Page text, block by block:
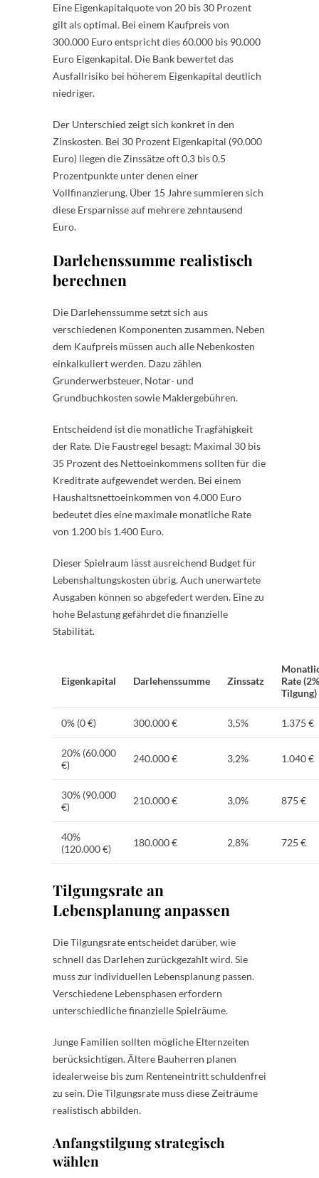
Eine Eigenkapitalquote von 20 bis 30 Prozent
gilt als optimal. Bei einem Kaufpreis von
300.000 Euro entspricht dies 60.000 bis 90.000
Euro Eigenkapital. Die Bank bewertet das
Ausfallrisiko bei höherem Eigenkapital deutlich
niedriger.
Der Unterschied zeigt sich konkret in den
Zinskosten. Bei 30 Prozent Eigenkapital (90.000
Euro) liegen die Zinssätze oft 0,3 bis 0,5
Prozentpunkte unter denen einer
Vollfinanzierung. Über 15 Jahre summieren sich
diese Ersparnisse auf mehrere zehntausend
Euro.
Darlehenssumme realistisch
berechnen
Die Darlehenssumme setzt sich aus
verschiedenen Komponenten zusammen. Neben
dem Kaufpreis müssen auch alle Nebenkosten
einkalkuliert werden. Dazu zählen
Grunderwerbsteuer, Notar- und
Grundbuchkosten sowie Maklergebühren.
Entscheidend ist die monatliche Tragfähigkeit
der Rate. Die Faustregel besagt: Maximal 30 bis
35 Prozent des Nettoeinkommens sollten für die
Kreditrate aufgewendet werden. Bei einem
Haushaltsnettoeinkommen von 4.000 Euro
bedeutet dies eine maximale monatliche Rate
von 1.200 bis 1.400 Euro.
Dieser Spielraum lässt ausreichend Budget für
Lebenshaltungskosten übrig. Auch unerwartete
Ausgaben können so abgefedert werden. Eine zu
hohe Belastung gefährdet die finanzielle
Stabilität.
Eigenkapital Darlehenssumme Zinssatz
Rate (2%
Tilgung)
0% (0 €) 300.000 € 3,5% 1.375 €
20% (60.000
€)
240.000 € 3,2% 1.040 €
30% (90.000
€)
210.000 € 3,0% 875 €
40%
(120.000 €)
180.000 € 2,8% 725 €
Tilgungsrate an
Lebensplanung anpassen
Die Tilgungsrate entscheidet darüber, wie
schnell das Darlehen zurückgezahlt wird. Sie
muss zur individuellen Lebensplanung passen.
Verschiedene Lebensphasen erfordern
unterschiedliche finanzielle Spielräume.
Junge Familien sollten mögliche Elternzeiten
berücksichtigen. Ältere Bauherren planen
idealerweise bis zum Renteneintritt schuldenfrei
zu sein. Die Tilgungsrate muss diese Zeiträume
realistisch abbilden.
Anfangstilgung strategisch
wählen